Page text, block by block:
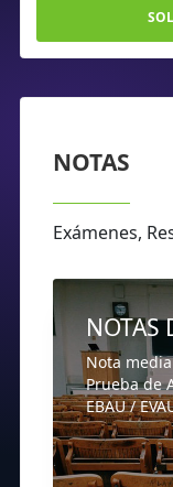
NOTAS
Exámenes,
NOTAS
Nota
Prueba de
EBAU /